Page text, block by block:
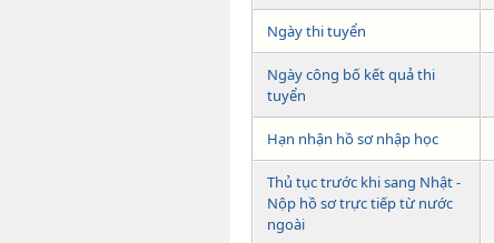
Ngày thi tuyển
Ngày công bố kết quả thi
tuyển
Hạn nhận hồ sơ nhập học
Thủ tục trước khi sang Nhật -
Nộp hồ sơ trực tiếp từ nước
ngoài